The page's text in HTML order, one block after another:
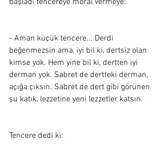
başladı tencereye moral vermeye:
- Aman küçük tencere... Derdi
beğenmezsin ama, iyi bil ki, dertsiz olan
kimse yok. Hem yine bil ki, dertten iyi
derman yok. Sabret de dertteki derman,
açığa çıksın. Sabret de dert gibi görünen
şu katık, lezzetine yeni lezzetler katsın.
Tencere dedi ki: